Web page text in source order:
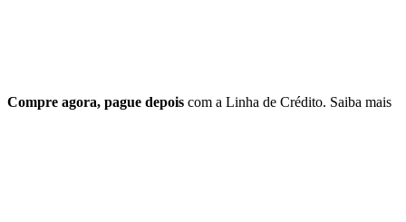
Compre agora, pague depois com a Linha de Crédito. Saiba mais